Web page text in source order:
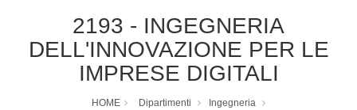
2193 - INGEGNERIA
DELL'INNOVAZIONE PER LE
IMPRESE DIGITALI
HOME Dipartimenti
Ingegneria